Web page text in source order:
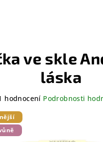
ve skle
láska
hodnocení Podrobnosti